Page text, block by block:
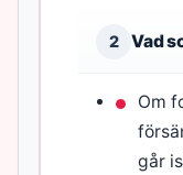
2 Vad
Om
går